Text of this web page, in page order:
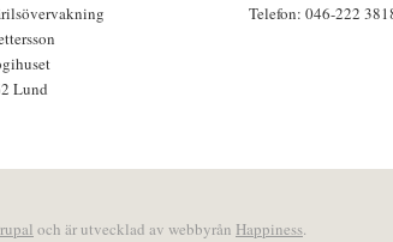
Lund
Telefon: 046-222
och är utvecklad av webbyrån Happiness.